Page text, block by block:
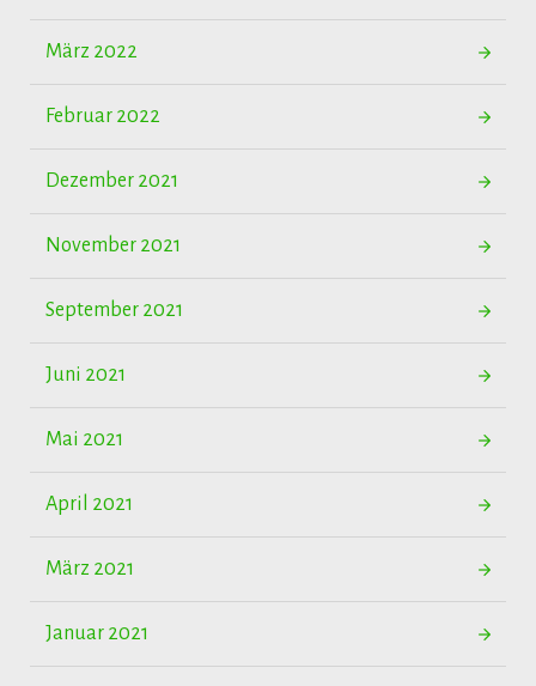
März 2022
Februar 2022
Dezember 2021
November 2021
September 2021
Juni 2021
Mai 2021
April 2021
März 2021
Januar 2021